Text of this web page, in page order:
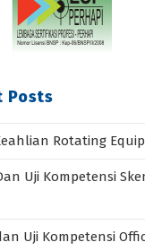
Posts
Rotating
Uji Kompetensi
Uji Kompetensi